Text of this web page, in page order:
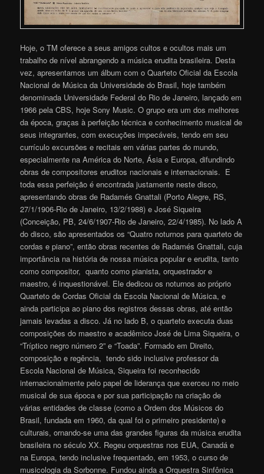
Hoje, o TM oferece a seus amigos cultos e ocultos mais um
trabalho de nível abrangendo a música erudita brasileira. Desta
vez, apresentamos um álbum com o Quarteto Oficial da Escola
Nacional de Música da Universidade do Brasil, hoje também
denominada Universidade Federal do Rio de Janeiro, lançado em
1966 pela CBS, hoje Sony Music. O grupo era um dos melhores
da época, graças à perfeição técnica e conhecimento musical de
seus integrantes, com execuções impecáveis, tendo em seu
currículo excursões e recitais em várias partes do mundo,
especialmente na América do Norte, Ásia e Europa, difundindo
obras de compositores eruditos nacionais e internacionais. E
toda essa perfeição é encontrada justamente neste disco,
apresentando obras de Radamés Gnattali (Porto Alegre, RS,
27/1/1906-Rio de Janeiro, 13/2/1988) e José Siqueira
(Conceição, PB, 24/6/1907-Rio de Janeiro, 22/4/1985). No lado A
do disco, são apresentados os “Quatro noturnos para quarteto de
cordas e piano”, então obras recentes de Radamés Gnattali, cuja
importância na história de nossa música popular e erudita, tanto
como compositor, quanto como pianista, orquestrador e
maestro, é inquestionável. Ele dedicou os noturnos ao próprio
Quarteto de Cordas Oficial da Escola Nacional de Música, e
ainda participa ao piano dos registros dessas obras, até então
jamais levadas a disco. Já no lado B, o quarteto executa duas
composições do maestro e acadêmico José de Lima Siqueira, o
“Tríptico negro número 2” e “Toada”. Formado em Direito,
composição e regência, tendo sido inclusive professor da
Escola Nacional de Música, Siqueira foi reconhecido
internacionalmente pelo papel de liderança que exerceu no meio
musical de sua época e por sua participação na criação de
várias entidades de classe (como a Ordem dos Músicos do
Brasil, fundada em 1960, da qual foi o primeiro presidente) e
culturais, ornando-se uma das grandes figuras da música erudita
brasileira no século XX. Regeu orquestras nos EUA, Canadá e
na Europa, tendo inclusive frequentado, em 1953, o curso de
musicologia da Sorbonne. Fundou ainda a Orquestra Sinfônica